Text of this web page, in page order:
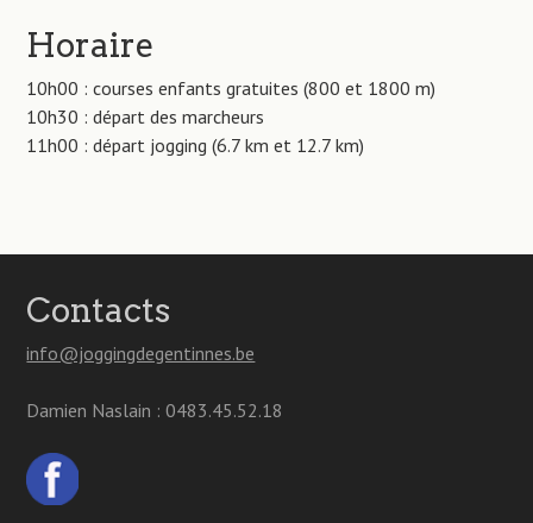
Horaire
10h00 : courses enfants gratuites (800 et 1800 m)
10h30 : départ des marcheurs
11h00 : départ jogging (6.7 km et 12.7 km)
Contacts
info@joggingdegentinnes.be
Damien Naslain : 0483.45.52.18